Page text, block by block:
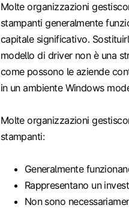
Molte organizzazioni
stampanti generalmente
capitale significativo.
modello di driver non è una
come possono le aziende
in un ambiente Windows
Molte organizzazioni
stampanti:
Generalmente
Rappresentano un
Non sono